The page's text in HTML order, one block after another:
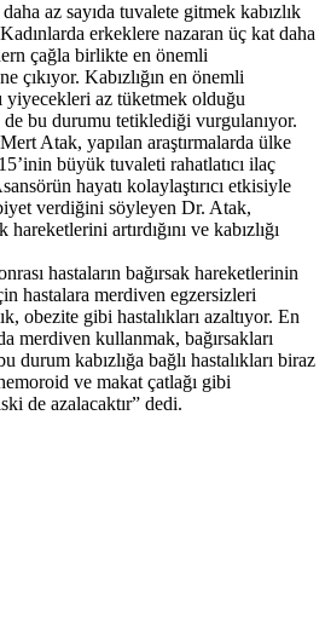
az sayıda tuvalete gitmek kabızlık
erkeklere nazaran üç kat daha
çağla birlikte en önemli
çıkıyor. Kabızlığın en önemli
yiyecekleri az tüketmek olduğu
bu durumu tetiklediği vurgulanıyor.
Atak, yapılan araştırmalarda ülke
büyük tuvaleti rahatlatıcı ilaç
hayatı kolaylaştırıcı etkisiyle
verdiğini söyleyen Dr. Atak,
artırdığını ve kabızlığı
hastaların bağırsak hareketlerinin
hastalara merdiven egzersizleri
obezite gibi hastalıkları azaltıyor. En
merdiven kullanmak, bağırsakları
durum kabızlığa bağlı hastalıkları biraz
ve makat çatlağı gibi
de azalacaktır” dedi.